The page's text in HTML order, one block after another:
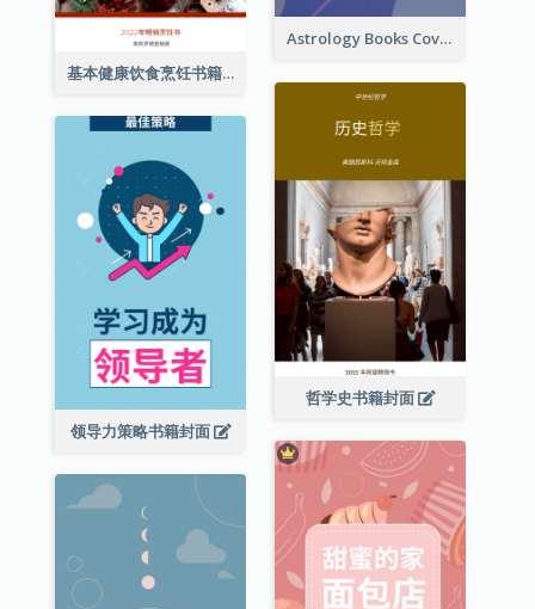
Astrology Books Cover Design
基本健康饮食烹饪书籍封面
哲学史书籍封面
领导力策略书籍封面